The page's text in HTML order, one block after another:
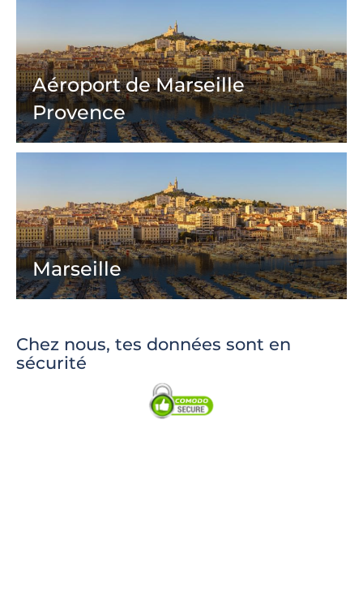
Aéroport de Marseille
Provence
Marseille
Chez nous, tes données sont en
sécurité